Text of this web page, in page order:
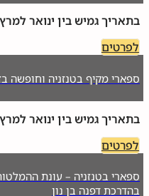
בתאריך גמיש בין ינואר למרץ
לפרטים
ספארי מקיף בטנזניה וחופשה
בתאריך גמיש בין ינואר למרץ
לפרטים
בהדרכת דפנה בן נון